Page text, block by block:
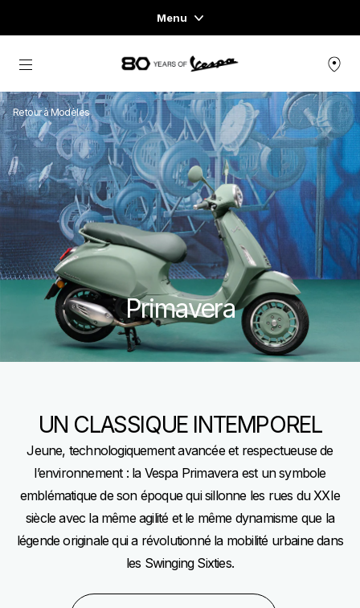
Menu
Home
GAMME DE VÉHICULES
PRÊT-À-PORTER ET LIFESTYLE
EXPÉRIENCES
CONCEPT STORE
Aller au contenu principal
Retour à Modèles
Primavera
UN CLASSIQUE INTEMPOREL
Jeune, technologiquement avancée et respectueuse de
l’environnement : la Vespa Primavera est un symbole
emblématique de son époque qui sillonne les rues du XXIe
siècle avec la même agilité et le même dynamisme que la
légende originale qui a révolutionné la mobilité urbaine dans
les Swinging Sixties.